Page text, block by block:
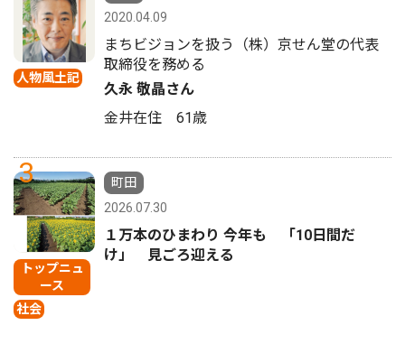
人物風土記
2020.04.09
まちビジョンを扱う（株）京せん堂の代表
取締役を務める
久永 敬晶さん
金井在住 61歳
3
トップニュ
ース
社会
町田
2026.07.30
１万本のひまわり 今年も 「10日間だ
け」 見ごろ迎える